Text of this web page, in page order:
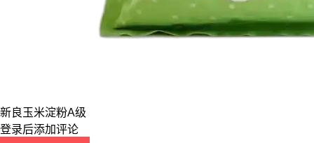
新良 玉米淀粉A级
登录后添加评论